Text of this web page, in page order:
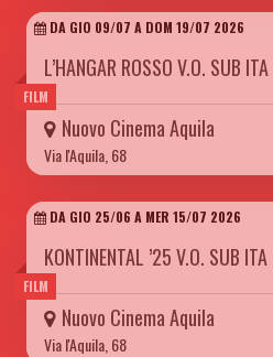
FILM
DA GIO 09/07 A DOM 19/07 2026
L’HANGAR ROSSO V.O. SUB ITA
Nuovo Cinema Aquila
Via l'Aquila, 68
FILM
DA GIO 25/06 A MER 15/07 2026
KONTINENTAL ’25 V.O. SUB ITA
Nuovo Cinema Aquila
Via l'Aquila, 68